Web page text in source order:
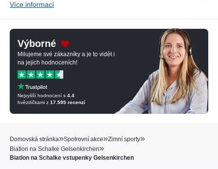
Více informací
Výborné
Milujeme své zákazníky a je to vidět i
na jejich hodnoceních!
Nejvyšší hodnocení s 4.4
hvězdičkami z 17.595 recenzí
Domovská stránka»Spotrovní akce»Zimní sporty»
Biatlon na Schalke Gelsenkirchen»
Biatlon na Schalke vstupenky Gelsenkirchen